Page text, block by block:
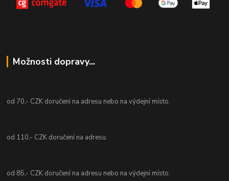
Možnosti dopravy...
od 70,- CZK doručení na adresu nebo na výdejní místo.
od 110,- CZK doručení na adresu.
od 85,- CZK doručení na adresu nebo na výdejní místo.